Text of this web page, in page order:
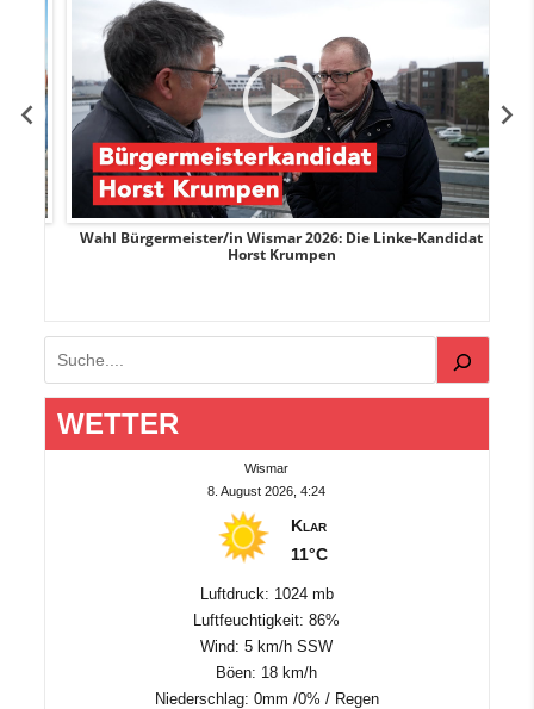
Wahl Bürgermeister/in Wismar 2026: Die Linke-Kandidat
Horst Krumpen
Suchen
WETTER
Wismar
8. August 2026, 4:24
Klar
11°C
Luftdruck: 1024 mb
Luftfeuchtigkeit: 86%
Wind: 5 km/h SSW
Böen: 18 km/h
Niederschlag: 0mm /0% / Regen